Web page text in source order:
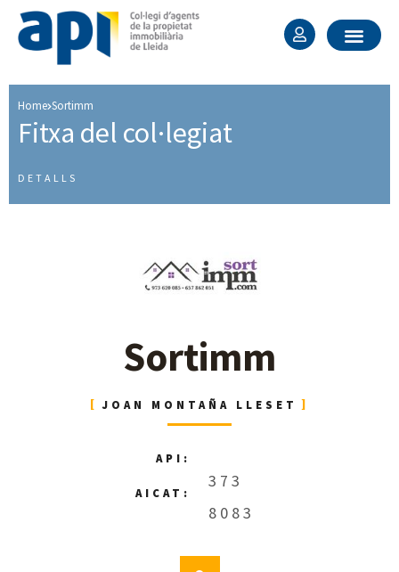
Home Sortimm
Fitxa del col·legiat ​
DETALLS
Sortimm
JOAN MONTAÑA LLESET
API:
AICAT:
373
8083